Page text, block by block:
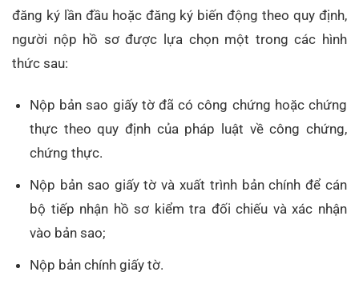
đăng ký lần đầu hoặc đăng ký biến động theo quy định,
người nộp hồ sơ được lựa chọn một trong các hình
thức sau:
Nộp bản sao giấy tờ đã có công chứng hoặc chứng
thực theo quy định của pháp luật về công chứng,
chứng thực.
Nộp bản sao giấy tờ và xuất trình bản chính để cán
bộ tiếp nhận hồ sơ kiểm tra đối chiếu và xác nhận
vào bản sao;
Nộp bản chính giấy tờ.